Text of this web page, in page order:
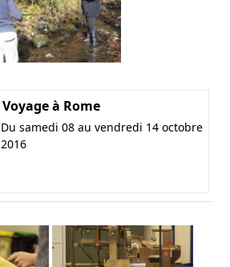
Voyage à Rome
Du samedi 08 au vendredi 14 octobre
2016